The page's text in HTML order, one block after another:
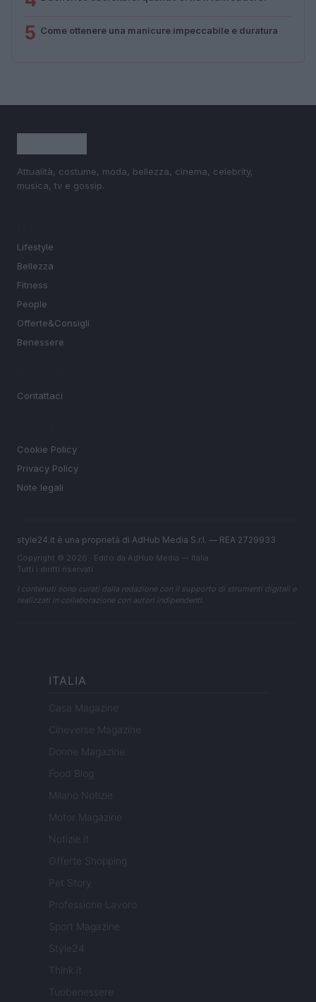
5 Come ottenere una manicure impeccabile e duratura
Attualità, costume, moda, bellezza, cinema, celebrity,
musica, tv e gossip.
Lifestyle
Bellezza
Fitness
People
Offerte&Consigli
Benessere
Contattaci
Cookie Policy
Privacy Policy
Note legali
style24.it è una proprietà di AdHub Media S.r.l. — REA 2729933
Copyright © 2026 · Edito da AdHub Media — Italia
Tutti i diritti riservati
I contenuti sono curati dalla redazione con il supporto di strumenti digitali e
realizzati in collaborazione con autori indipendenti.
ITALIA
Casa Magazine
Cineverse Magazine
Donne Magazine
Food Blog
Milano Notizie
Motor Magazine
Notizie.it
Offerte Shopping
Pet Story
Professione Lavoro
Sport Magazine
Style24
Think.it
Tuobenessere